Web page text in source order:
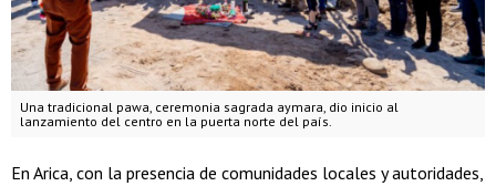
Una tradicional pawa, ceremonia sagrada aymara, dio inicio al
lanzamiento del centro en la puerta norte del país.
En Arica, con la presencia de comunidades locales y autoridades,